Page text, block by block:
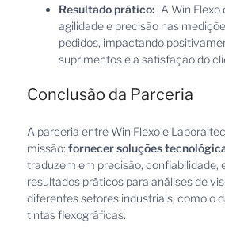
Resultado prático: A Win
agilidade e precisão nas
pedidos, impactando
suprimentos e a satisfação do
Conclusão da Parceria
A parceria entre Win Flexo e
missão: fornecer soluções
traduzem em precisão, confiabilidade,
resultados práticos para análises de
diferentes setores industriais, como o
tintas flexográficas.